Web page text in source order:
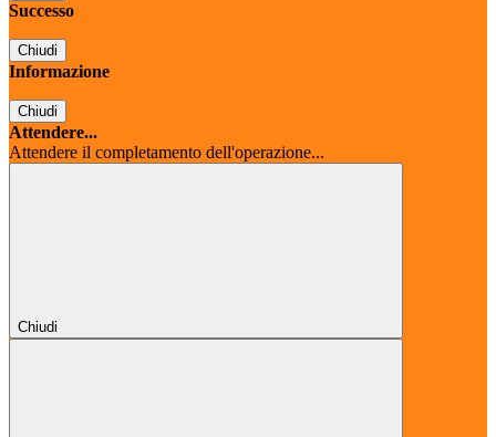
Successo
Chiudi
Informazione
Chiudi
Attendere...
Attendere il completamento dell'operazione...
Chiudi